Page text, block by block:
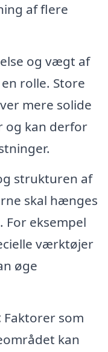
af flere
og vægt af
rolle. Store
mere solide
kan derfor
strukturen af
skal hænges
For eksempel
værktøjer
øge
Faktorer som
kan